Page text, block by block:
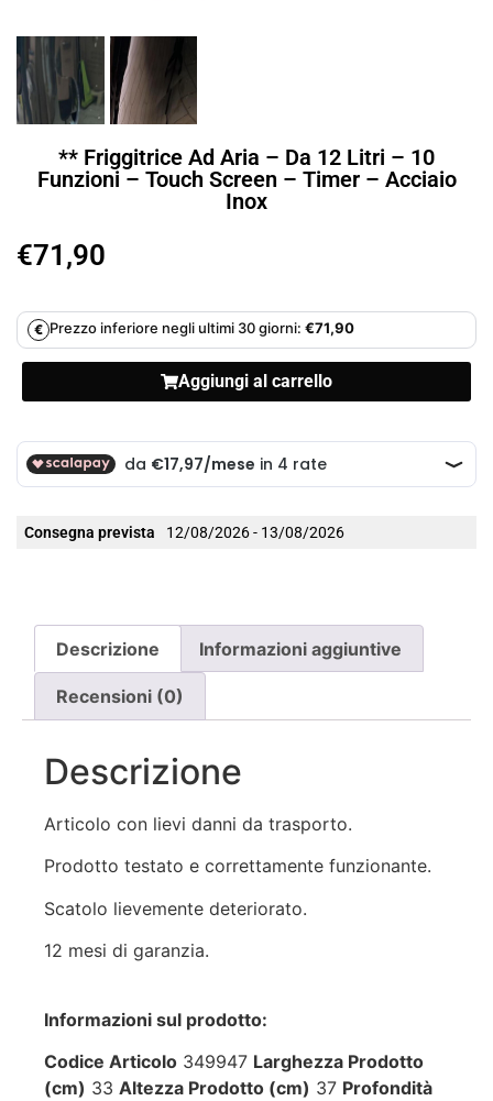
** Friggitrice Ad Aria – Da 12 Litri – 10
Funzioni – Touch Screen – Timer – Acciaio
Inox
€71,90
€ Prezzo inferiore negli ultimi 30 giorni: €71,90
Aggiungi al carrello
Consegna prevista 12/08/2026 - 13/08/2026
Descrizione Informazioni aggiuntive
Recensioni (0)
Descrizione
Articolo con lievi danni da trasporto.
Prodotto testato e correttamente funzionante.
Scatolo lievemente deteriorato.
12 mesi di garanzia.
Informazioni sul prodotto:
Codice Articolo 349947 Larghezza Prodotto
(cm) 33 Altezza Prodotto (cm) 37 Profondità